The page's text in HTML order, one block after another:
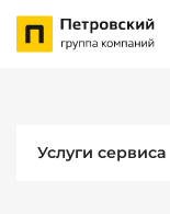
Услуги сервиса